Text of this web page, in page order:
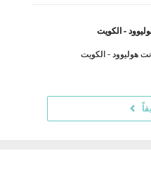
- الكويت
هوليوود - الكويت